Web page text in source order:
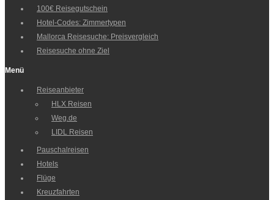
100€ Reisegutschein
Hotel-Codes: Zimmertypen
Mallorca Reisesuche: Preisvergleich
Reisesuche ohne Ziel
Menü
Reiseanbieter
HLX Reisen
Weg.de
LIDL Reisen
Pauschalreisen
Hotels
Flüge
Kreuzfahrten